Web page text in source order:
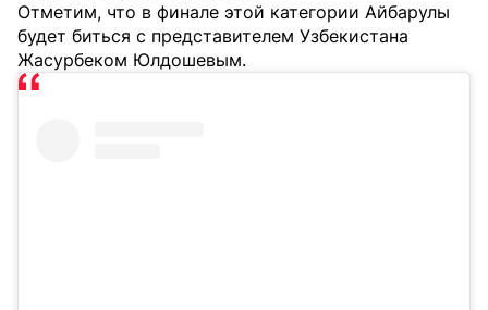
Отметим, что в финале этой категории Айбарулы
будет биться с представителем Узбекистана
Жасурбеком Юлдошевым.